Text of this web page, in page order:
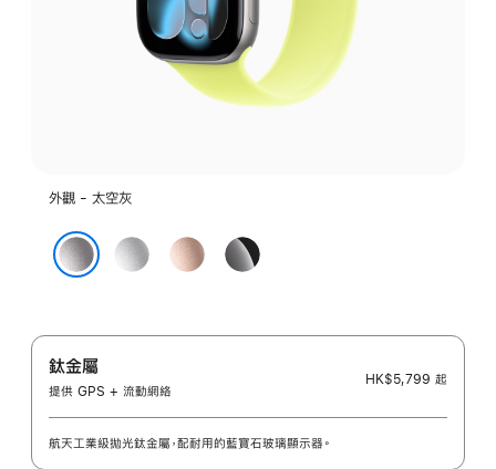
外觀 - 太空灰
銀
玫
瑰
色
亮
黑
鈦金屬
提供 GPS + 流動網絡
HK$5,799 起
航天工業級拋光鈦金屬，配耐用的藍寶石玻璃顯示器。